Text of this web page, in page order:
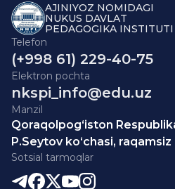
AJINIYOZ NOMIDAGI
NUKUS DAVLAT
PEDAGOGIKA INSTITUTI
Telefon
(+998 61) 229-40-75
Elektron pochta
nkspi_info@edu.uz
Manzil
Qoraqolpog‘iston
P.Seytov ko‘chasi, raqamsiz
Sotsial tarmoqlar